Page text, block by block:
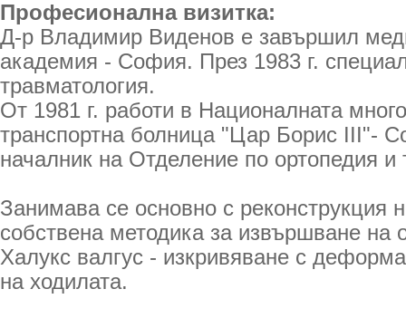
Професионална визитка:
Д-р Владимир Виденов е завършил
академия - София. През 1983 г.
травматология.
От 1981 г. работи в Националната
транспортна болница "Цар Борис ІІІ"-
началник на Отделение по ортопедия и
Занимава се основно с реконструкция
собствена методика за извършване на
Халукс валгус - изкривяване с
на ходилата.